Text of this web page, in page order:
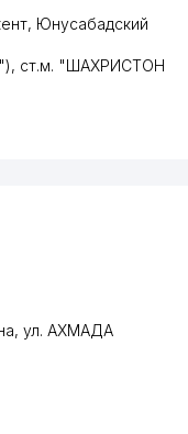
, Юнусабадский
ст.м. "ШАХРИСТОН
,ул. АХМАДА